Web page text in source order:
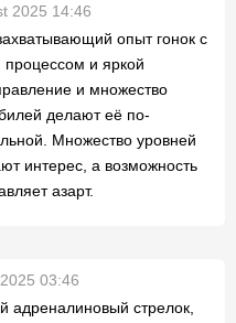
2025 14:46
опыт гонок с
и яркой
и множество
делают её по-
Множество уровней
интерес, а возможность
азарт.
03:46
адреналиновый стрелок,